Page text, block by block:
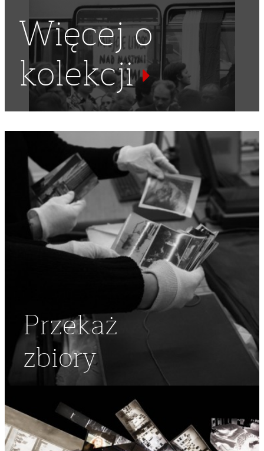
STUDENT , LATA 60 ,SZKOLNICTWO WYŻSZE,MILICJANT
KRAKOWSKIE PRZEDMIEŚCIE
AKADEMIA SZTUK
WYDARZENIA MARCOWE
MARZEC 1968
SŁUŻBA
BEZPIECZEŃSTWA
STRAJK STUDENCKI
Więcej o
kolekcji
Przekaż
zbiory